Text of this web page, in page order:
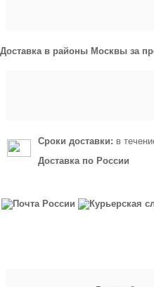
Доставка в районы Москвы за
Сроки доставки: в
Доставка по России